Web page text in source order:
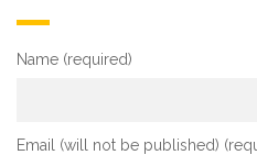
Name (required)
Email (will not be published)